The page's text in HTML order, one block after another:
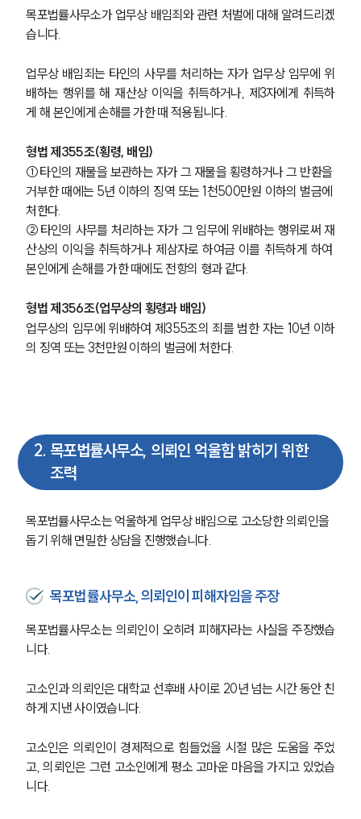
목포법률사무소가 업무상 배임죄와 관련 처벌에 대해 알려드리겠
습니다.
업무상 배임죄는 타인의 사무를 처리하는 자가 업무상 임무에 위
배하는 행위를 해 재산상 이익을 취득하거나, 제3자에게 취득하
게 해 본인에게 손해를 가한 때 적용됩니다.
형법 제355조(횡령, 배임)
①타인의 재물을 보관하는 자가 그 재물을 횡령하거나 그 반환을
거부한 때에는 5년 이하의 징역 또는 1천500만원 이하의 벌금에
처한다.
②타인의 사무를 처리하는 자가 그 임무에 위배하는 행위로써 재
산상의 이익을 취득하거나 제삼자로 하여금 이를 취득하게 하여
본인에게 손해를 가한 때에도 전항의 형과 같다.
형법 제356조(업무상의 횡령과 배임)
업무상의 임무에 위배하여 제355조의 죄를 범한 자는 10년 이하
의 징역 또는 3천만원 이하의 벌금에 처한다.
2. 목포법률사무소, 의뢰인 억울함 밝히기 위한
조력
목포법률사무소는 억울하게 업무상 배임으로 고소당한 의뢰인을
돕기 위해 면밀한 상담을 진행했습니다.
목포법률사무소, 의뢰인이 피해자임을 주장
목포법률사무소는 의뢰인이 오히려 피해자라는 사실을 주장했습
니다.
고소인과 의뢰인은 대학교 선후배 사이로 20년 넘는 시간 동안 친
하게 지낸 사이였습니다.
고소인은 의뢰인이 경제적으로 힘들었을 시절 많은 도움을 주었
고, 의뢰인은 그런 고소인에게 평소 고마운 마음을 가지고 있었습
니다.